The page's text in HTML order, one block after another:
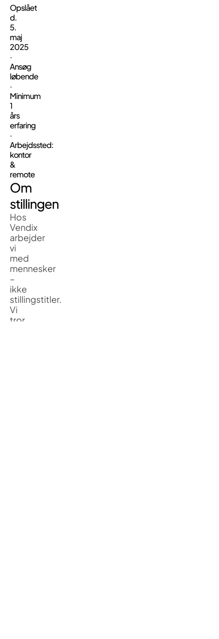
Opslået
d.
5.
maj
2025
·
Ansøg
løbende
·
Minimum
1
års
erfaring
·
Arbejdssted:
kontor
&
remote
Om
stillingen
Hos
Vendix
arbejder
vi
med
mennesker
–
ikke
stillingstitler.
Vi
tror